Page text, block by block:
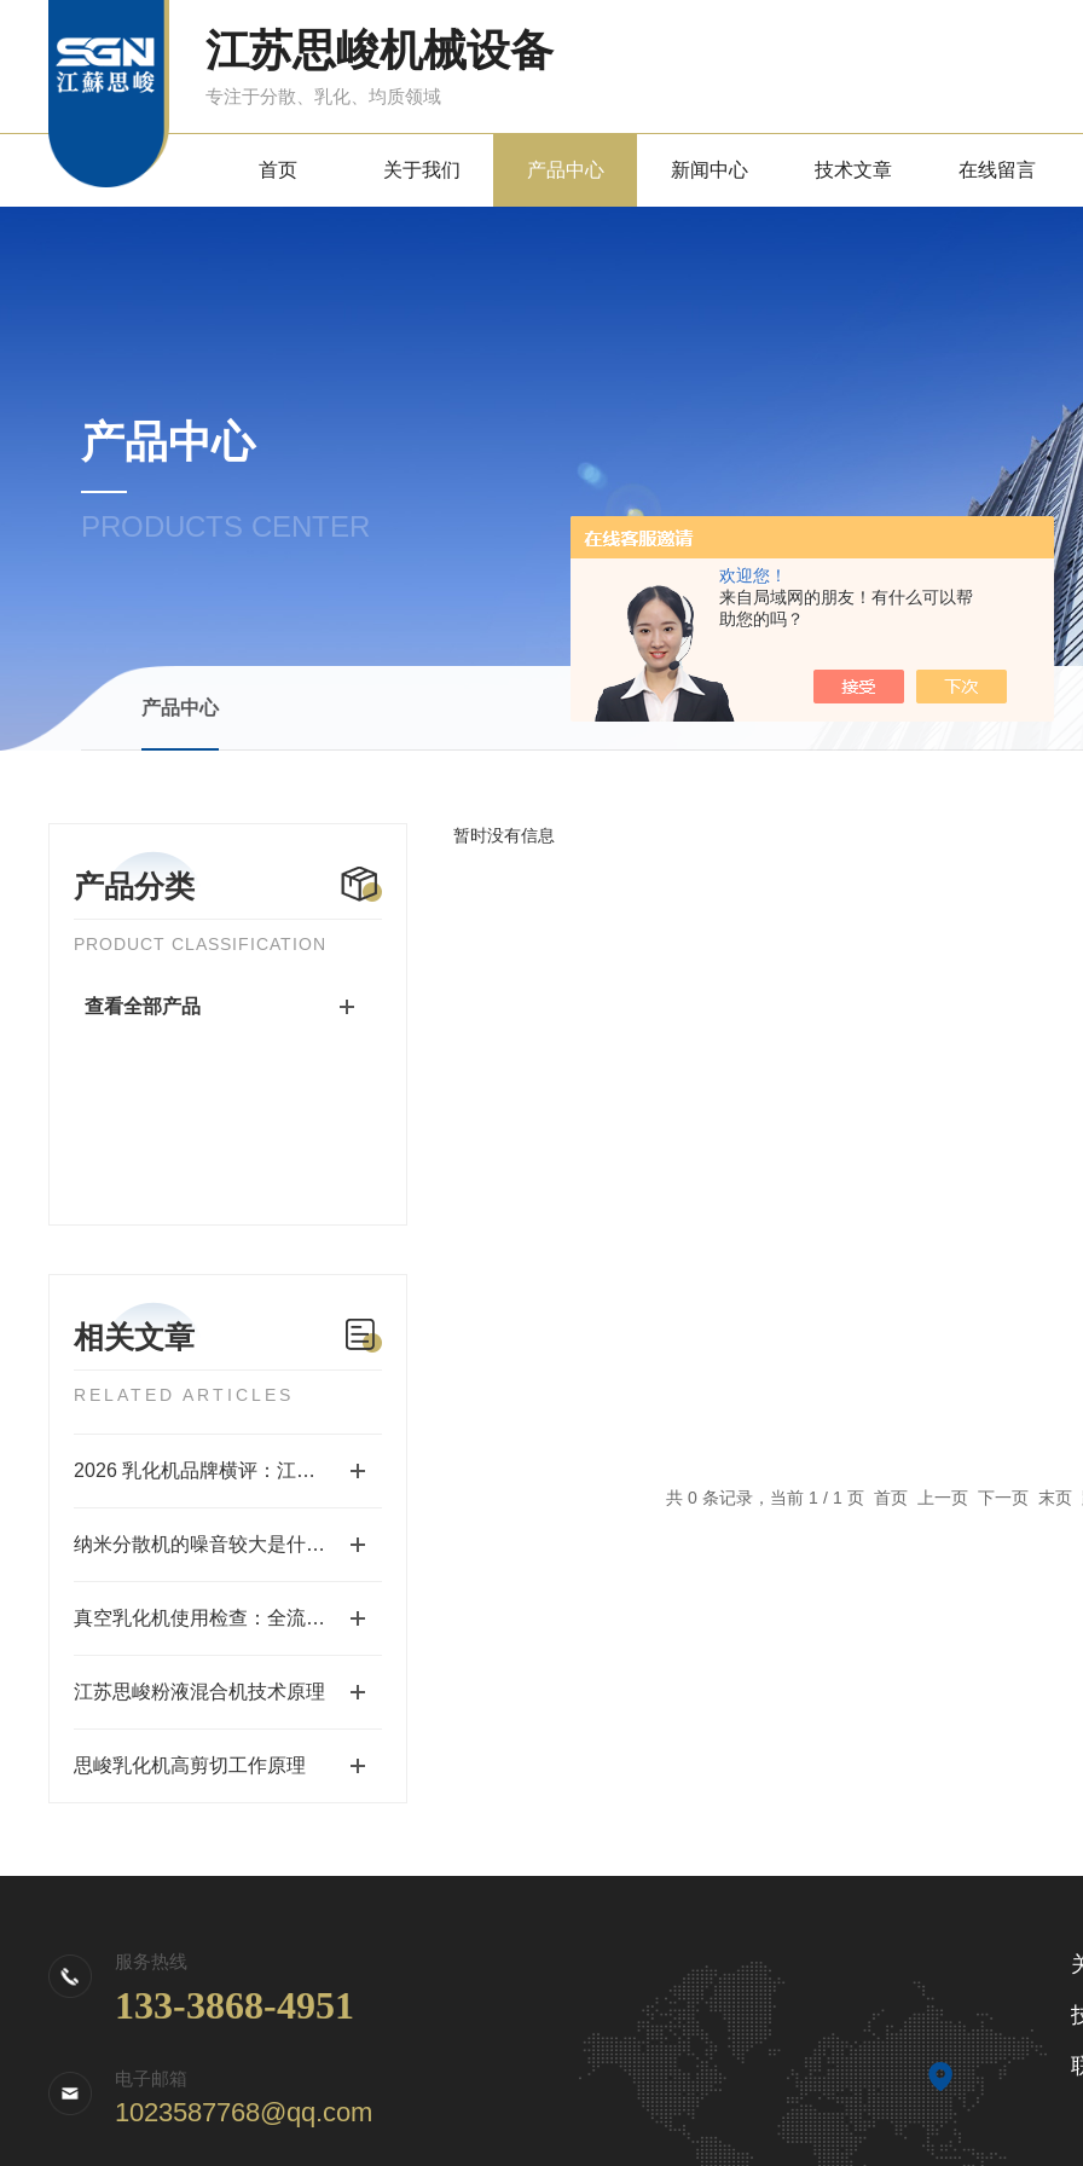
欢迎您！
来自局域网的朋友！有什么可以帮
助您的吗？
江苏思峻机械设备
专注于分散、乳化、均质领域
首页 关于我们 产品中心 新闻中心 技术文章 在线留言
产品中心
PRODUCTS CENTER
产品中心
产品分类
PRODUCT CLASSIFICATION
查看全部产品
相关文章
RELATED ARTICLES
2026 乳化机品牌横评：江苏思峻 VS 进口品牌，剪切力与性价比谁更优？（附FAQ常见问题解答）
纳米分散机的噪音较大是什么原因？
真空乳化机使用检查：全流程排查，筑牢生产安全与品质防线
江苏思峻粉液混合机技术原理
思峻乳化机高剪切工作原理
暂时没有信息
共 0 条记录，当前 1 / 1 页 首页 上一页 下一页 末页
服务热线
133-3868-4951
电子邮箱
1023587768@qq.com